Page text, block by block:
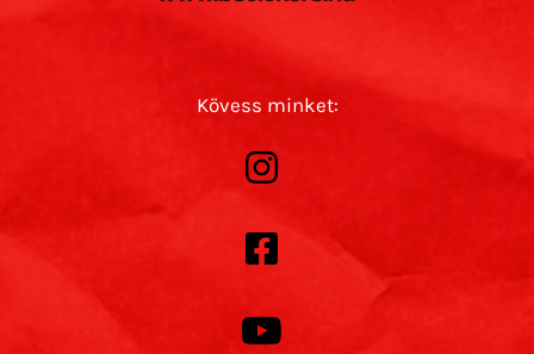
Kövess minket: